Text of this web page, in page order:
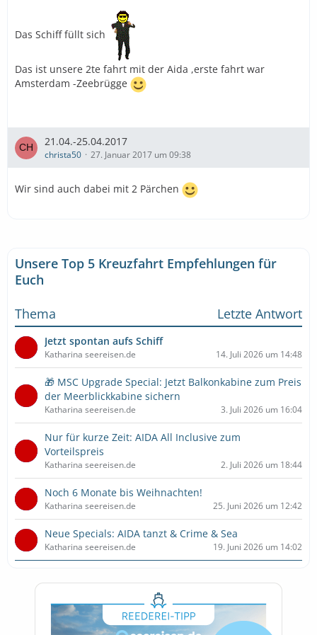
Das Schiff füllt sich
Das ist unsere 2te fahrt mit der Aida ,erste fahrt war
Amsterdam -Zeebrügge
21.04.-25.04.2017
christa50 27. Januar 2017 um 09:38
Wir sind auch dabei mit 2 Pärchen
Unsere Top 5 Kreuzfahrt Empfehlungen für
Euch
Thema
Letzte Antwort
Jetzt spontan aufs Schiff
Katharina seereisen.de 14. Juli 2026 um 14:48
🎁 MSC Upgrade Special: Jetzt Balkonkabine zum Preis
der Meerblickkabine sichern
Katharina seereisen.de 3. Juli 2026 um 16:04
Nur für kurze Zeit: AIDA All Inclusive zum
Vorteilspreis
Katharina seereisen.de 2. Juli 2026 um 18:44
Noch 6 Monate bis Weihnachten!
Katharina seereisen.de 25. Juni 2026 um 12:42
Neue Specials: AIDA tanzt & Crime & Sea
Katharina seereisen.de 19. Juni 2026 um 14:02